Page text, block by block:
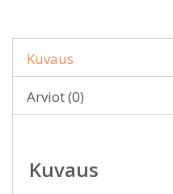
Kuvaus
Arviot (0)
Kuvaus